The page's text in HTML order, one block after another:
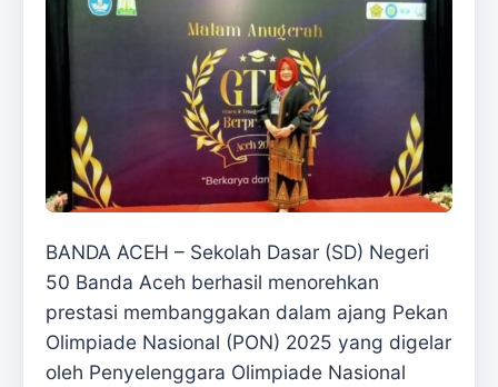
BANDA ACEH – Sekolah Dasar (SD) Negeri
50 Banda Aceh berhasil menorehkan
prestasi membanggakan dalam ajang Pekan
Olimpiade Nasional (PON) 2025 yang digelar
oleh Penyelenggara Olimpiade Nasional